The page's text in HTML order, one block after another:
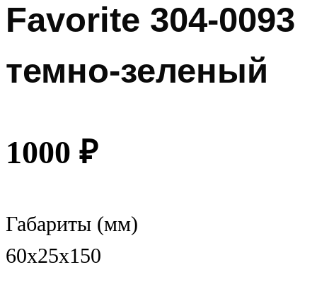
Favorite 304-0093
темно-зеленый
1000 ₽
Габариты (мм)
60x25x150